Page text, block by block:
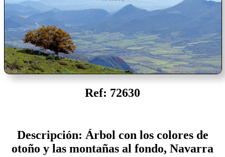
Ref: 72630
Descripción: Árbol con los colores de
otoño y las montañas al fondo, Navarra